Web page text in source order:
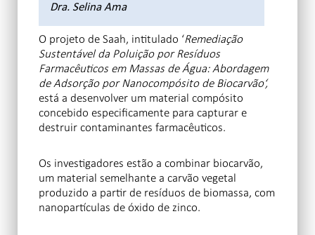
Dra. Selina Ama
O projeto de Saah, intitulado ‘Remediação
Sustentável da Poluição por Resíduos
Farmacêuticos em Massas de Água: Abordagem
de Adsorção por Nanocompósito de Biocarvão‘,
está a desenvolver um material compósito
concebido especificamente para capturar e
destruir contaminantes farmacêuticos.
Os investigadores estão a combinar biocarvão,
um material semelhante a carvão vegetal
produzido a partir de resíduos de biomassa, com
nanopartículas de óxido de zinco.